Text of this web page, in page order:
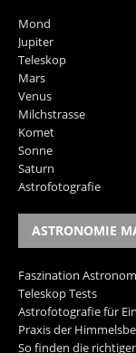
Mond
Jupiter
Teleskop
Mars
Venus
Milchstrasse
Komet
Sonne
Saturn
Astrofotografie
ASTRONOMIE
Faszination
Teleskop Tests
Astrofotografie für
Praxis der
So finden die